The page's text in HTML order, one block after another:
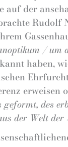
auf der
Rudolf
/ um
haben,
erweisen
des
der Welt